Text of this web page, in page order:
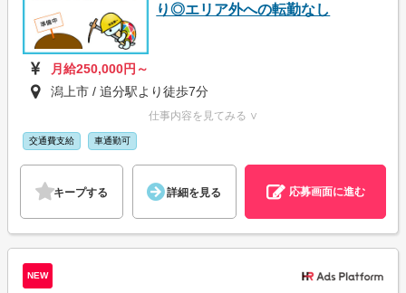
り◎エリア外への転勤なし
月給250,000円～
潟上市 / 追分駅より徒歩7分
仕事内容を見てみる ∨
交通費支給 車通勤可
キープする 詳細を見る 応募画面に進む
NEW